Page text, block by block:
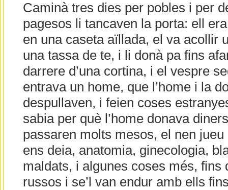
Caminà tres dies per pobles i per
pagesos li tancaven la porta: ell
en una caseta aïllada, el va acollir
una tassa de te, i li donà pa fins
darrere d’una cortina, i el vespre
entrava un home, que l’home i la
despullaven, i feien coses
sabia per què l’home donava
passaren molts mesos, el nen
ens deia, anatomia, ginecologia,
maldats, i algunes coses més, fins
russos i se’l van endur amb ells